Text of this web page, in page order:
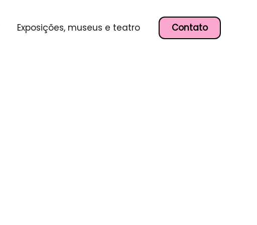
Exposições, museus e teatro Contato